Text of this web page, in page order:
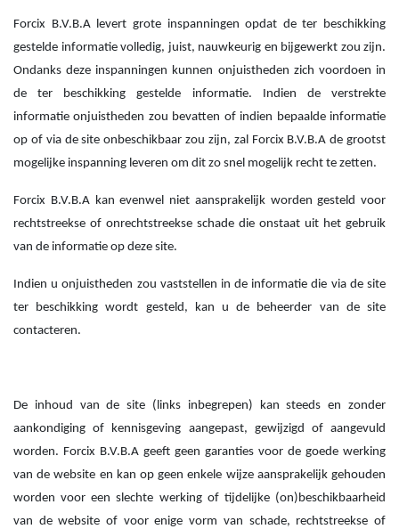
Forcix B.V.B.A levert grote inspanningen opdat de ter beschikking
gestelde informatie volledig, juist, nauwkeurig en bijgewerkt zou zijn.
Ondanks deze inspanningen kunnen onjuistheden zich voordoen in
de ter beschikking gestelde informatie. Indien de verstrekte
informatie onjuistheden zou bevatten of indien bepaalde informatie
op of via de site onbeschikbaar zou zijn, zal Forcix B.V.B.A de grootst
mogelijke inspanning leveren om dit zo snel mogelijk recht te zetten.
Forcix B.V.B.A kan evenwel niet aansprakelijk worden gesteld voor
rechtstreekse of onrechtstreekse schade die onstaat uit het gebruik
van de informatie op deze site.
Indien u onjuistheden zou vaststellen in de informatie die via de site
ter beschikking wordt gesteld, kan u de beheerder van de site
contacteren.
De inhoud van de site (links inbegrepen) kan steeds en zonder
aankondiging of kennisgeving aangepast, gewijzigd of aangevuld
worden. Forcix B.V.B.A geeft geen garanties voor de goede werking
van de website en kan op geen enkele wijze aansprakelijk gehouden
worden voor een slechte werking of tijdelijke (on)beschikbaarheid
van de website of voor enige vorm van schade, rechtstreekse of